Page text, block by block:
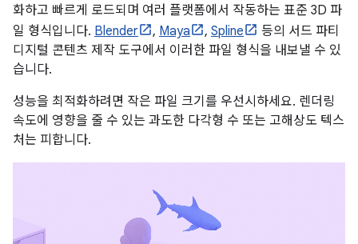
화하고 빠르게 로드되며 여러 플랫폼에서 작동하는 표준 3D 파
일 형식입니다. Blender , Maya , Spline
등의 서드 파티
디지털 콘텐츠 제작 도구에서 이러한 파일 형식을 내보낼 수 있
습니다.
성능을 최적화하려면 작은 파일 크기를 우선시하세요. 렌더링
속도에 영향을 줄 수 있는 과도한 다각형 수 또는 고해상도 텍스
처는 피합니다.